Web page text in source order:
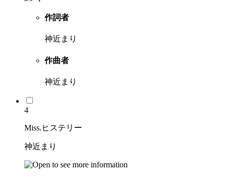
作詞者
神近まり
作曲者
神近まり
4
Miss.ヒステリー
神近まり